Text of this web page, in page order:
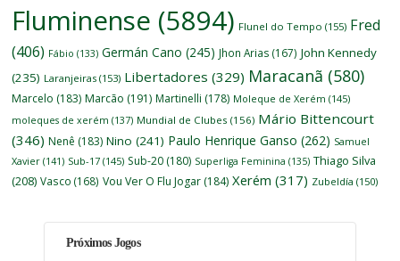
Fluminense (5894) Flunel do Tempo (155) Fred
(406) Fábio (133) Germán Cano (245) Jhon Arias (167) John Kennedy
(235) Laranjeiras (153) Libertadores (329) Maracanã (580)
Marcelo (183) Marcão (191) Martinelli (178) Moleque de Xerém (145)
moleques de xerém (137) Mundial de Clubes (156) Mário Bittencourt
(346) Nenê (183) Nino (241) Paulo Henrique Ganso (262) Samuel
Xavier (141) Sub-17 (145) Sub-20 (180) Superliga Feminina (135) Thiago Silva
(208) Vasco (168) Vou Ver O Flu Jogar (184) Xerém (317) Zubeldía (150)
Próximos Jogos